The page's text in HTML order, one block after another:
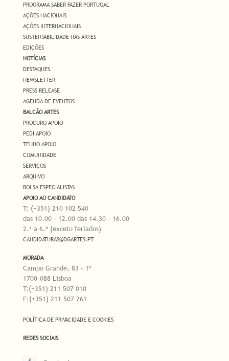
PROGRAMA SABER FAZER PORTUGAL
AÇÕES NACIONAIS
AÇÕES INTERNACIONAIS
SUSTENTABILIDADE NAS ARTES
EDIÇÕES
NOTÍCIAS
DESTAQUES
NEWSLETTER
PRESS RELEASE
AGENDA DE EVENTOS
BALCÃO ARTES
PROCURO APOIO
PEDI APOIO
TENHO APOIO
COMUNIDADE
SERVIÇOS
ARQUIVO
BOLSA ESPECIALISTAS
APOIO AO CANDIDATO
T: (+351) 210 102 540
das 10.00 - 12.00 das 14.30 - 16.00
2.ª a 6.ª (exceto feriados)
CANDIDATURAS@DGARTES.PT
MORADA
Campo Grande, 83 - 1º
1700-088 Lisboa
T:(+351) 211 507 010
F:(+351) 211 507 261
POLÍTICA DE PRIVACIDADE E COOKIES
REDES SOCIAIS